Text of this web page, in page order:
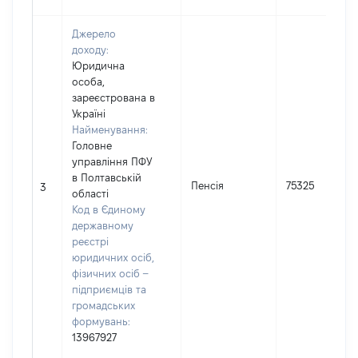
3
Джерело
доходу:
Юридична
особа,
зареєстрована в
Україні
Найменування:
Головне
управління ПФУ
в Полтавській
області
Код в Єдиному
державному
реєстрі
юридичних осіб,
фізичних осіб –
підприємців та
громадських
формувань:
13967927
Пенсія 75325